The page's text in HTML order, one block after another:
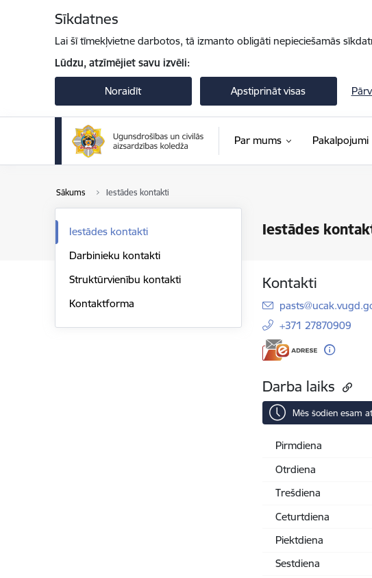
Sīkdatnes
Lai šī tīmekļvietne darbotos, tā izmanto obligāti nepieciešamās
Lūdzu, atzīmējiet savu izvēli:
Noraidīt Apstiprināt visas
Par mums Pakalpojumi
Sākums Iestādes kontakti
Iestādes
Iestādes kontakti
Darbinieku kontakti
Struktūrvienību kontakti
Kontaktforma
Kontakti
E-pasts:
+371 27870909
Darba laiks
Mēs šodien esam
Pirmdiena
Otrdiena
Trešdiena
Ceturtdiena
Piektdiena
Sestdiena